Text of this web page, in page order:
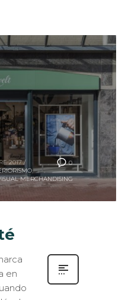
0
2017
MERCHANDISING
en
de